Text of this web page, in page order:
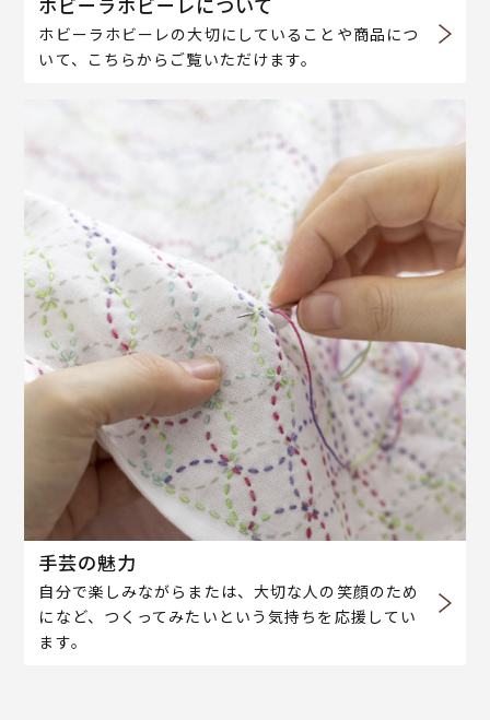
ホビーラホビーレの大切にしていることや商品につ
いて、こちらからご覧いただけます。
手芸の魅力
自分で楽しみながらまたは、大切な人の笑顔のため
になど、つくってみたいという気持ちを応援してい
ます。